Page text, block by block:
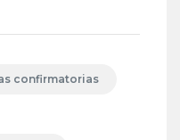
confirmatorias